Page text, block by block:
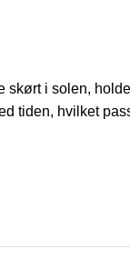
i solen,
tiden, hvilket